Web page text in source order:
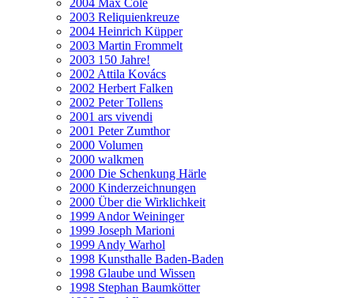
2004 Max Cole
2003 Reliquienkreuze
2004 Heinrich Küpper
2003 Martin Frommelt
2003 150 Jahre!
2002 Attila Kovács
2002 Herbert Falken
2002 Peter Tollens
2001 ars vivendi
2001 Peter Zumthor
2000 Volumen
2000 walkmen
2000 Die Schenkung Härle
2000 Kinderzeichnungen
2000 Über die Wirklichkeit
1999 Andor Weininger
1999 Joseph Marioni
1999 Andy Warhol
1998 Kunsthalle Baden-Baden
1998 Glaube und Wissen
1998 Stephan Baumkötter